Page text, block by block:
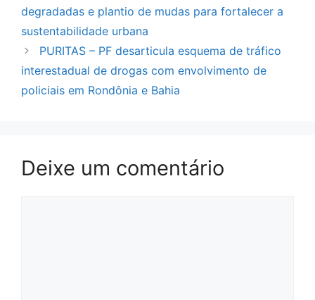
degradadas e plantio de mudas para fortalecer a
sustentabilidade urbana
PURITAS – PF desarticula esquema de tráfico
interestadual de drogas com envolvimento de
policiais em Rondônia e Bahia
Deixe um comentário